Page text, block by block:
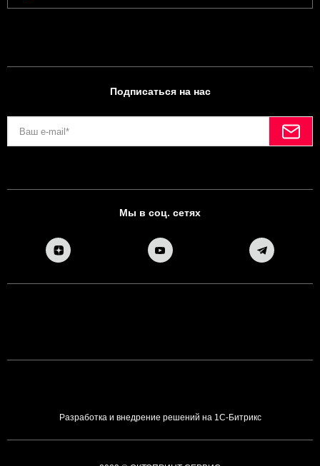
Подписаться на нас
Мы в соц. сетях
Разработка и внедрение решений на 1С-Битрикс